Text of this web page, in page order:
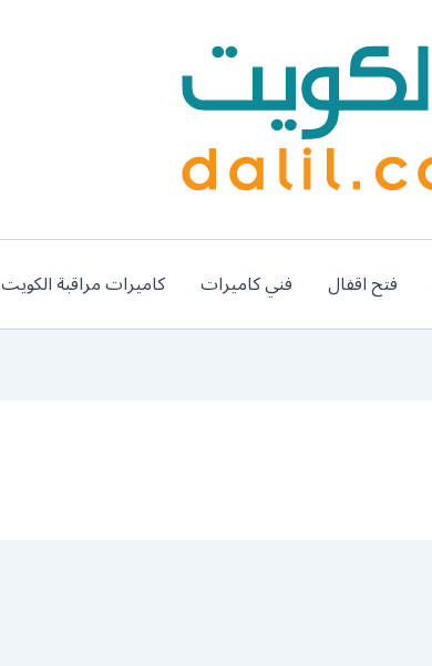
فتح اقفال فني كاميرات كاميرات مراقبة الكويت